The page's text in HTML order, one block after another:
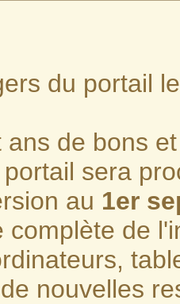
du portail
ans de bons
sera
au 1er
complète de
nouvelles